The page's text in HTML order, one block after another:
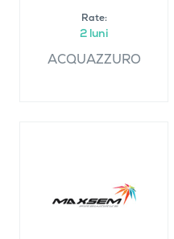
Rate:
2 luni
ACQUAZZURO